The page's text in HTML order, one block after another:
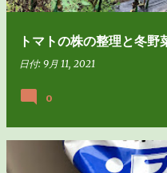
トマトの株の整理と冬野
日付: 9月 11, 2021
0